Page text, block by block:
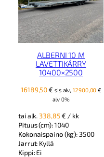
ALBERNI 10 M
LAVETTIKÄRRY
10400×2500
16189,50€ sis alv,12900,00€
alv 0%
tai alk. 338,85€ / kk
Pituus (cm):1040
Kokonaispaino (kg): 3500
Jarrut: Kyllä
Kippi:Ei